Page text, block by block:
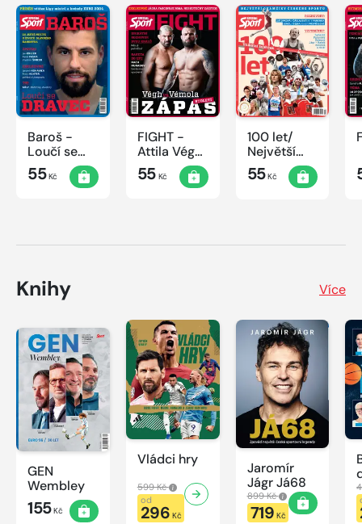
Baroš -
Loučí se
dravec
55Kč
FIGHT -
Attila Végh
vs. Karlos
Vémola
55Kč
100 let/
Největší
okamžiky
českého
55Kč
Knihy Více
GEN
Wembley
155Kč
Vládci hry
599 Kč
od
296 Kč
Jaromír
Jágr Já68
899 Kč
719 Kč